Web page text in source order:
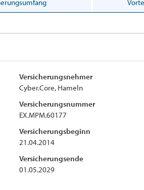
Versicherungsnehmer
Cyber.Core, Hameln
Versicherungsnummer
EX.MPM.60177
Versicherungsbeginn
21.04.2014
Versicherungsende
01.05.2029